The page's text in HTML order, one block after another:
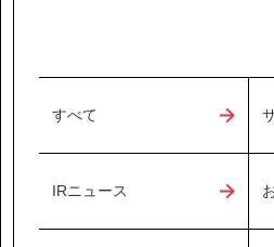
すべて
IRニュース